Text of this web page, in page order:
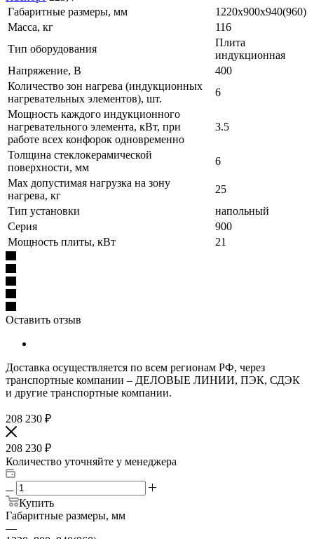
Габаритные размеры, мм
1220х900х940(960)
Масса, кг
116
Тип оборудования
Плита
индукционная
Напряжение, В
400
Количество зон нагрева (индукционных
нагревательных элементов), шт.
6
Мощность каждого индукционного
нагревательного элемента, кВт, при
работе всех конфорок одновременно
3.5
Толщина стеклокерамической
поверхности, мм
6
Max допустимая нагрузка на зону
нагрева, кг
25
Тип установки
напольный
Серия
900
Мощность плиты, кВт
21
Оставить отзыв
Доставка осуществляется по всем регионам РФ, через
транспортные компании – ДЕЛОВЫЕ ЛИНИИ, ПЭК, СДЭК
и другие транспортные компании.
208 230 ₽
208 230 ₽
Количество уточняйте у менеджера
Купить
Габаритные размеры, мм
—